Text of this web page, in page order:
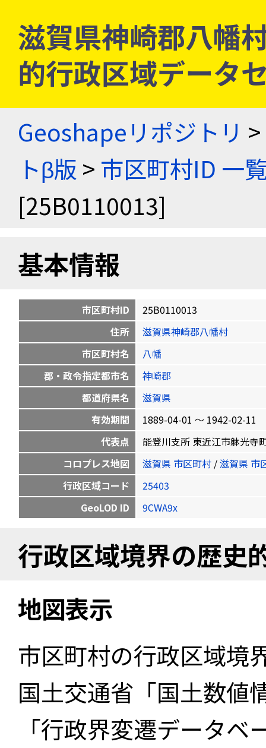
滋賀県神崎郡八幡
的行政区域データ
Geoshapeリポジトリ >
トβ版 > 市区町村ID 一
[25B0110013]
基本情報
市区町村ID
25B0110013
住所
滋賀県神崎郡八幡村
市区町村名
八幡
郡・政令指定都市名
神崎郡
都道府県名
滋賀県
有効期間
1889-04-01 〜 1942-02-11
代表点
能登川支所 東近江市躰光寺
コロプレス地図
滋賀県 市区町村 /滋賀県 市
行政区域コード
25403
GeoLOD ID
9CWA9x
行政区域境界の歴史
地図表示
市区町村の行政区域境
国土交通省「国土数値
「行政界変遷データ